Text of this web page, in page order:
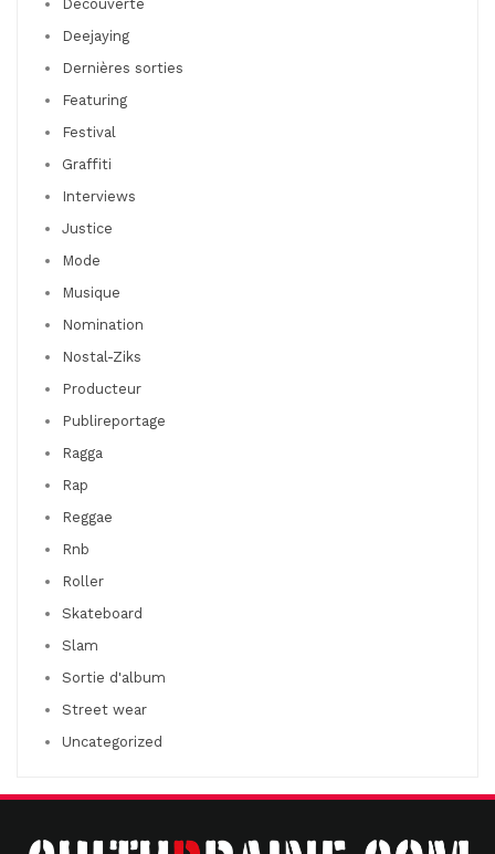
Découverte
Deejaying
Dernières sorties
Featuring
Festival
Graffiti
Interviews
Justice
Mode
Musique
Nomination
Nostal-Ziks
Producteur
Publireportage
Ragga
Rap
Reggae
Rnb
Roller
Skateboard
Slam
Sortie d'album
Street wear
Uncategorized